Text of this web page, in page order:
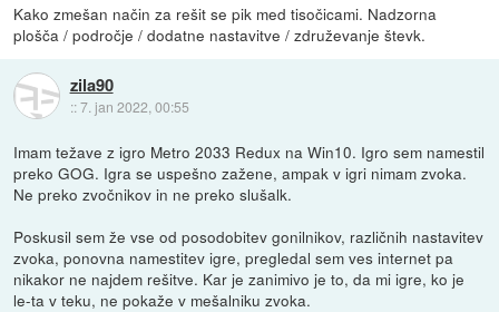
Kako zmešan način za rešit se pik med tisočicami. Nadzorna
plošča / področje / dodatne nastavitve / združevanje števk.
zila90
::7. jan 2022, 00:55
Imam težave z igro Metro 2033 Redux na Win10. Igro sem namestil
preko GOG. Igra se uspešno zažene, ampak v igri nimam zvoka.
Ne preko zvočnikov in ne preko slušalk.
Poskusil sem že vse od posodobitev gonilnikov, različnih nastavitev
zvoka, ponovna namestitev igre, pregledal sem ves internet pa
nikakor ne najdem rešitve. Kar je zanimivo je to, da mi igre, ko je
le-ta v teku, ne pokaže v mešalniku zvoka.